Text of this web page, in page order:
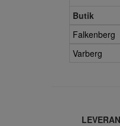
Butik
Falkenberg
Varberg